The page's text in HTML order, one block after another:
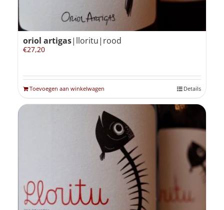
oriol artigas|lloritu|rood
€27,20
Toevoegen aan winkelwagen Details